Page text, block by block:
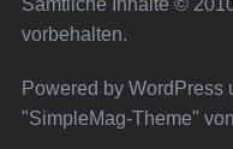
Sämtliche Inhalte ©
vorbehalten.
Powered by WordPress
"SimpleMag-Theme" von